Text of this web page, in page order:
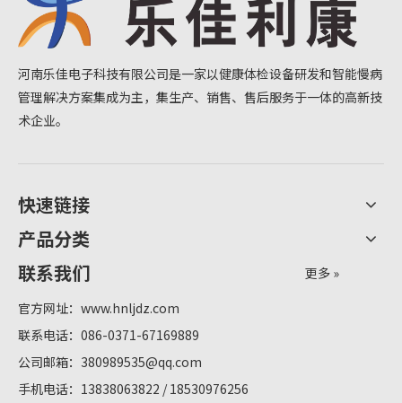
河南乐佳电子科技有限公司是一家以健康体检设备研发和智能慢病
管理解决方案集成为主，集生产、销售、售后服务于一体的高新技
术企业。
快速链接
产品分类
联系我们
更多 »
官方网址： www.hnljdz.com
联系电话：086-0371-67169889
公司邮箱： 380989535@qq.com
手机电话：13838063822 / 18530976256